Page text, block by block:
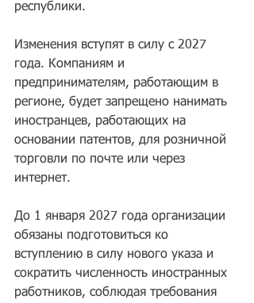
республики.
Изменения вступят в силу с 2027
года. Компаниям и
предпринимателям, работающим в
регионе, будет запрещено нанимать
иностранцев, работающих на
основании патентов, для розничной
торговли по почте или через
интернет.
До 1 января 2027 года организации
обязаны подготовиться ко
вступлению в силу нового указа и
сократить численность иностранных
работников, соблюдая требования